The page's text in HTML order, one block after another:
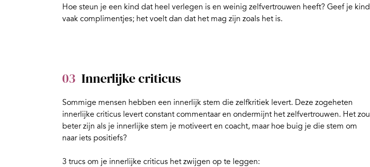
Hoe steun je een kind dat heel verlegen is en weinig zelfvertrouwen heeft? Geef je kind
vaak complimentjes; het voelt dan dat het mag zijn zoals het is.
03 Innerlijke criticus
Sommige mensen hebben een innerlijk stem die zelfkritiek levert. Deze zogeheten
innerlijke criticus levert constant commentaar en ondermijnt het zelfvertrouwen. Het zou
beter zijn als je innerlijke stem je motiveert en coacht, maar hoe buig je die stem om
naar iets positiefs?
3 trucs om je innerlijke criticus het zwijgen op te leggen: